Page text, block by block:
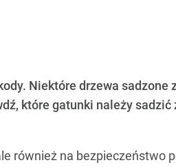
Niektóre drzewa sadzone
które gatunki należy sadzić
również na bezpieczeństwo